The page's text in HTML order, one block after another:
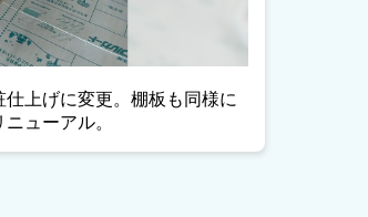
上げに変更。棚板も同様に
ューアル。